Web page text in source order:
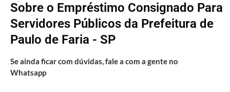
Sobre o Empréstimo Consignado Para
Servidores Públicos da Prefeitura de
Paulo de Faria - SP
Se ainda ficar com dúvidas, fale a com a gente no
Whatsapp